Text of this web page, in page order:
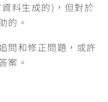
料生成的)，但對於
的。
問和修正問題，或許
案。